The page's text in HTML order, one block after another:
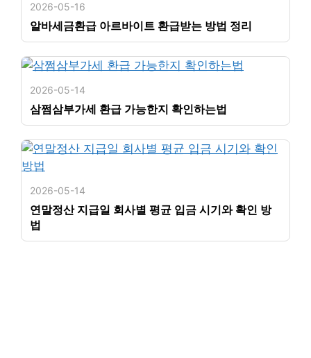
2026-05-16
알바세금환급 아르바이트 환급받는 방법 정리
2026-05-14
삼쩜삼부가세 환급 가능한지 확인하는법
2026-05-14
연말정산 지급일 회사별 평균 입금 시기와 확인 방
법